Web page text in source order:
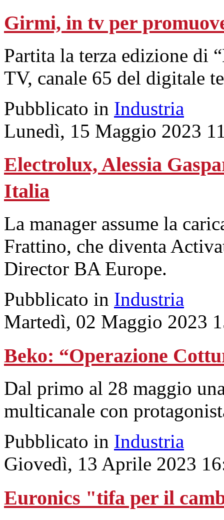
Girmi, in tv per
Partita la terza edizione di
TV, canale 65 del digitale
Pubblicato in Industria
Lunedì, 15 Maggio 2023
Electrolux, Alessia
Italia
La manager assume la
Frattino, che diventa
Director BA Europe.
Pubblicato in Industria
Martedì, 02 Maggio 2023
Beko: “Operazione
Dal primo al 28 maggio
multicanale con
Pubblicato in Industria
Giovedì, 13 Aprile 2023
Euronics "tifa per il